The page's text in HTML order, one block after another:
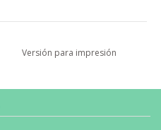
Versión para impresión